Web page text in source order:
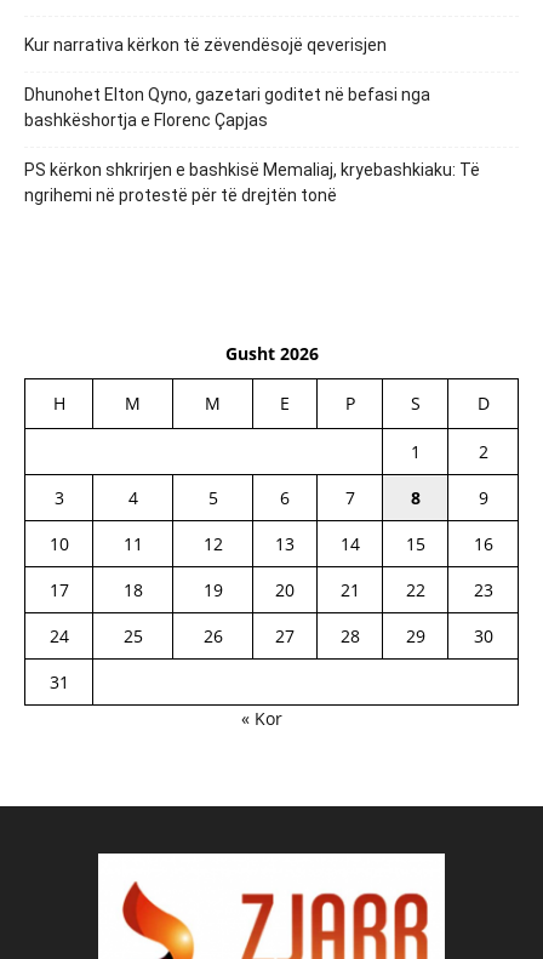
Kur narrativa kërkon të zëvendësojë qeverisjen
Dhunohet Elton Qyno, gazetari goditet në befasi nga
bashkëshortja e Florenc Çapjas
PS kërkon shkrirjen e bashkisë Memaliaj, kryebashkiaku: Të
ngrihemi në protestë për të drejtën tonë
Gusht 2026
H M M E P S D
1
2
3
4 5 6 7 8
9
10
11 12 13 14 15
16
17
18 19 20 21 22
23
24
25 26 27 28 29
30
31
« Kor